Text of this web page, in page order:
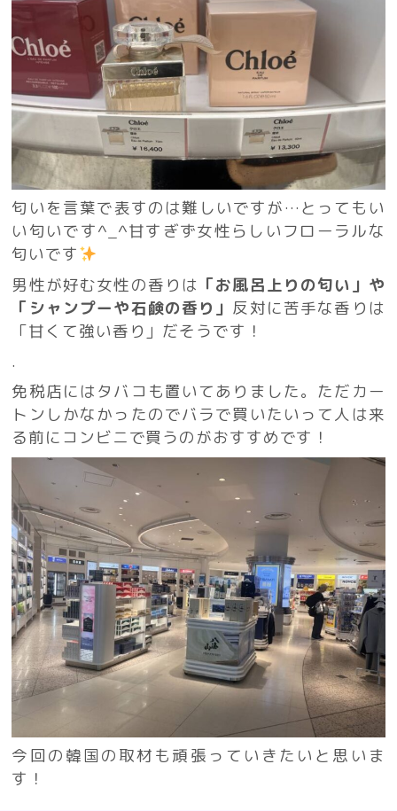
匂いを言葉で表すのは難しいですが…とってもい
い匂いです^_^甘すぎず女性らしいフローラルな
匂いです
男性が好む女性の香りは 「お風呂上りの匂い」や
「シャンプーや石鹸の香り」 反対に苦手な香りは
「甘くて強い香り」だそうです！
.
免税店にはタバコも置いてありました。ただカー
トンしかなかったのでバラで買いたいって人は来
る前にコンビニで買うのがおすすめです！
今回の韓国の取材も頑張っていきたいと思いま
す！